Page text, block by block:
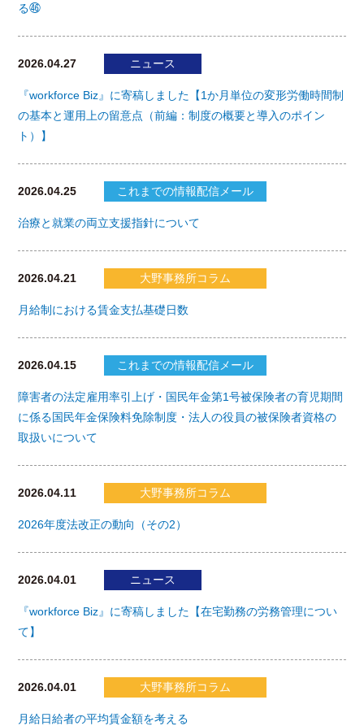
る㊻
2026.04.27 ニュース
『workforce Biz』に寄稿しました【1か月単位の変形労働時間制
の基本と運用上の留意点（前編：制度の概要と導入のポイン
ト）】
2026.04.25 これまでの情報配信メール
治療と就業の両立支援指針について
2026.04.21 大野事務所コラム
月給制における賃金支払基礎日数
2026.04.15 これまでの情報配信メール
障害者の法定雇用率引上げ・国民年金第1号被保険者の育児期間
に係る国民年金保険料免除制度・法人の役員の被保険者資格の
取扱いについて
2026.04.11 大野事務所コラム
2026年度法改正の動向（その2）
2026.04.01 ニュース
『workforce Biz』に寄稿しました【在宅勤務の労務管理につい
て】
2026.04.01 大野事務所コラム
月給日給者の平均賃金額を考える